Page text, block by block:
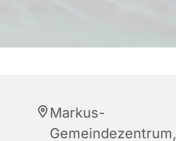
Markus-
Gemeindezentrum,